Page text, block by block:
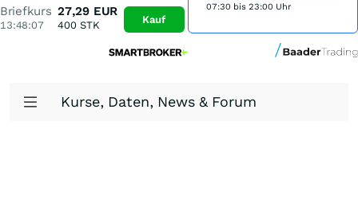
Briefkurs
13:48:07
27,29 EUR
400STK Kauf
07:30 bis 23:00 Uhr
Kurse, Daten, News & Forum